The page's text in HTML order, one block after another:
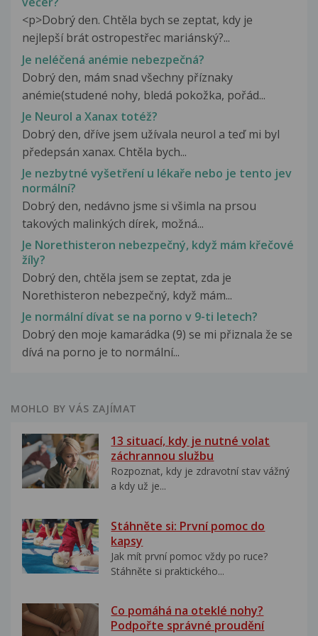
<p>Dobrý den. Chtěla bych se zeptat, kdy je
nejlepší brát ostropestřec mariánský?...
Je neléčená anémie nebezpečná?
Dobrý den, mám snad všechny příznaky
anémie(studené nohy, bledá pokožka, pořád...
Je Neurol a Xanax totéž?
Dobrý den, dříve jsem užívala neurol a teď mi byl
předepsán xanax. Chtěla bych...
Je nezbytné vyšetření u lékaře nebo je tento jev
normální?
Dobrý den, nedávno jsme si všimla na prsou
takových malinkých dírek, možná...
Je Norethisteron nebezpečný, když mám křečové
žíly?
Dobrý den, chtěla jsem se zeptat, zda je
Norethisteron nebezpečný, když mám...
Je normální dívat se na porno v 9-ti letech?
Dobrý den moje kamarádka (9) se mi přiznala že se
dívá na porno je to normální...
MOHLO BY VÁS ZAJÍMAT
13 situací, kdy je nutné volat
záchrannou službu
Rozpoznat, kdy je zdravotní stav vážný
a kdy už je...
Stáhněte si: První pomoc do
kapsy
Jak mít první pomoc vždy po ruce?
Stáhněte si praktického...
Co pomáhá na oteklé nohy?
Podpořte správné proudění